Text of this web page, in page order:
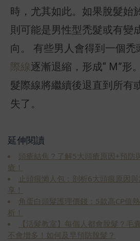
時，尤其如此。如果脫髮始
則可能是男性型禿髮或有變
向。 有些男人會得到一個禿
際線逐漸退縮，形成“ M”形
髮際線將繼續後退直到所有
失了。
延伸閱讀
頭瘡結焦？了解5大頭瘡原因+預防
瘡！
止頭痕懶人包：剖析6大頭痕原因
享！
角蛋白頭髮護理價錢：5款高CP值
析！
【活髮教室】每個人都會脫髮？毛
不會增多！如何及早預防脫髮？